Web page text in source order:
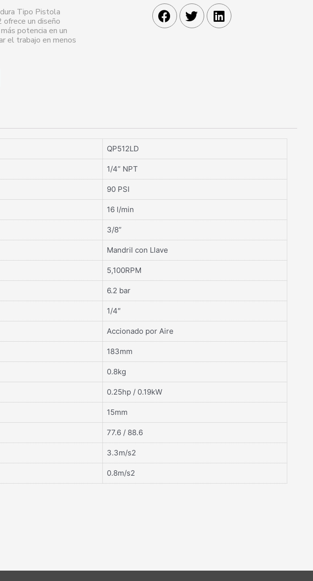
Tipo Pistola
un diseño
potencia en un
el trabajo en menos
QP512LD
1/4” NPT
90 PSI
16 l/min
3/8”
Mandril con Llave
5,100RPM
6.2 bar
1/4″
Accionado por Aire
183mm
0.8kg
0.25hp / 0.19kW
15mm
77.6 / 88.6
3.3m/s2
0.8m/s2